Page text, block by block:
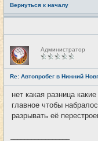
Вернуться к началу
Н
е
в
с
е
т
и
Администратор
Re: Автопробег в Нижний
нет какая разница
главное чтобы
разрывать её